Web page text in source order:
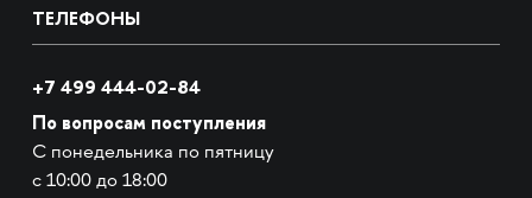
ТЕЛЕФОНЫ
+7 499 444-02-84
По вопросам поступления
С понедельника по пятницу
с 10:00 до 18:00